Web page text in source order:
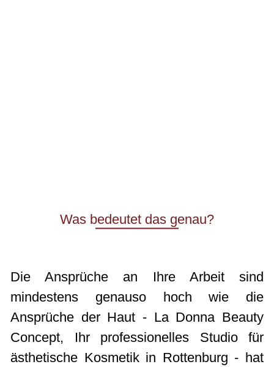
Was bedeutet das genau?
Die Ansprüche an Ihre Arbeit sind
mindestens genauso hoch wie die
Ansprüche der Haut - La Donna Beauty
Concept, Ihr professionelles Studio für
ästhetische Kosmetik in Rottenburg - hat